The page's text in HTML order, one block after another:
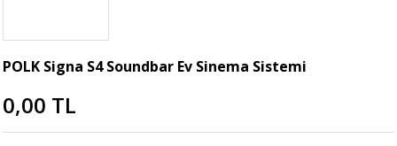
POLK Signa S4 Soundbar Ev Sinema Sistemi
0,00 TL